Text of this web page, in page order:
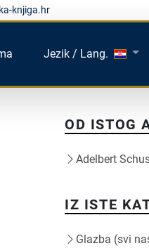
knjiga.hr
Jezik / Lang.
OD ISTOG
Adelbert
IZ ISTE
Glazba (svi